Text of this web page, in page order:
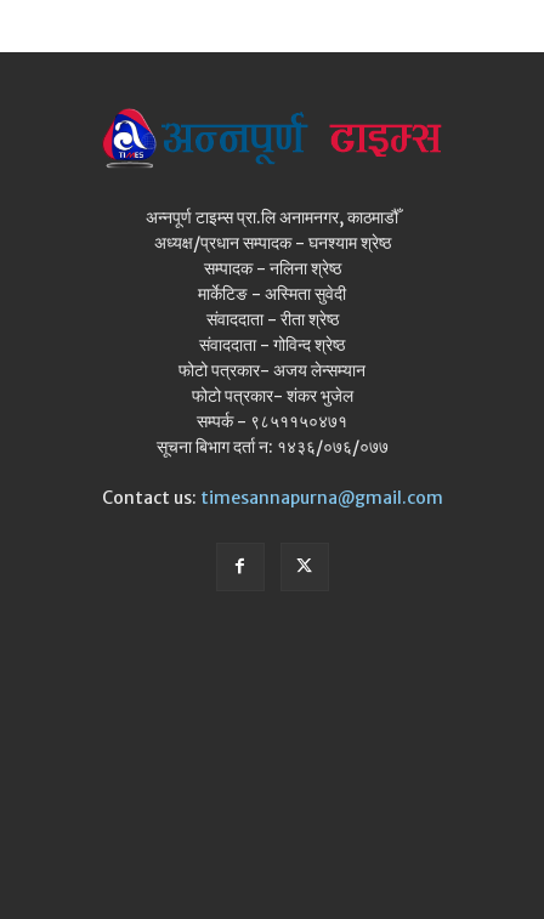
अन्नपूर्ण टाइम्स प्रा.लि अनामनगर, काठमाडौँ
अध्यक्ष/प्रधान सम्पादक - घनश्याम श्रेष्ठ
सम्पादक - नलिना श्रेष्ठ
मार्केटिङ - अस्मिता सुवेदी
संवाददाता - रीता श्रेष्ठ
संवाददाता - गोविन्द श्रेष्ठ
फोटो पत्रकार- अजय लेन्सम्यान
फोटो पत्रकार- शंकर भुजेल
सम्पर्क - ९८५११५०४७१
सूचना बिभाग दर्ता न: १४३६/०७६/०७७
Contact us: timesannapurna@gmail.com